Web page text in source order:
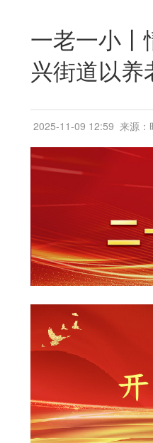
一老一小
兴街道以
2025-11-09 12:59 来源：